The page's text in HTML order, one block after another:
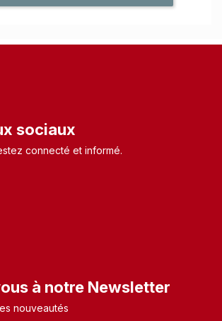
sociaux
connecté et informé.​
à notre Newsletter
nouveautés